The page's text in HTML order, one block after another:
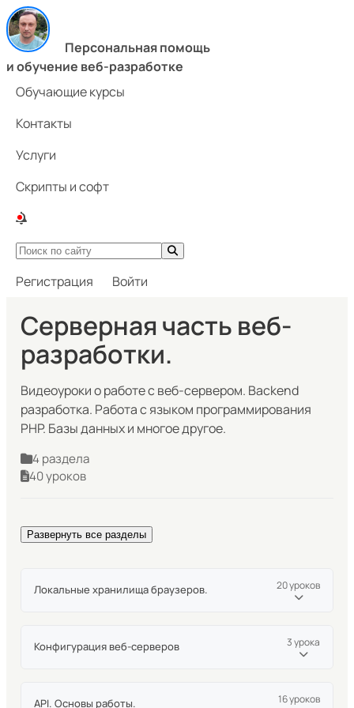
Персональная помощь
и обучение веб-разработке
Обучающие курсы
Контакты
Услуги
Скрипты и софт
Регистрация Войти
Серверная часть веб-
разработки.
Видеоуроки о работе с веб-сервером. Backend
разработка. Работа с языком программирования
PHP. Базы данных и многое другое.
4 раздела
40 уроков
Развернуть все разделы
Локальные хранилища браузеров. 20 уроков
Конфигурация веб-серверов 3 урока
cli
API. Основы работы. 16 уроков